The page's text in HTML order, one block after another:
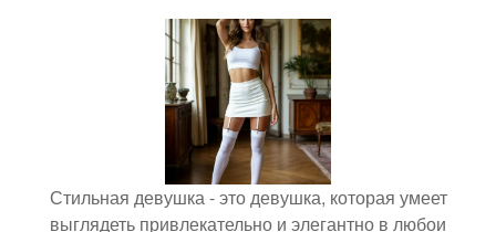
Стильная девушка - это девушка, которая умеет
выглядеть привлекательно и элегантно в любои